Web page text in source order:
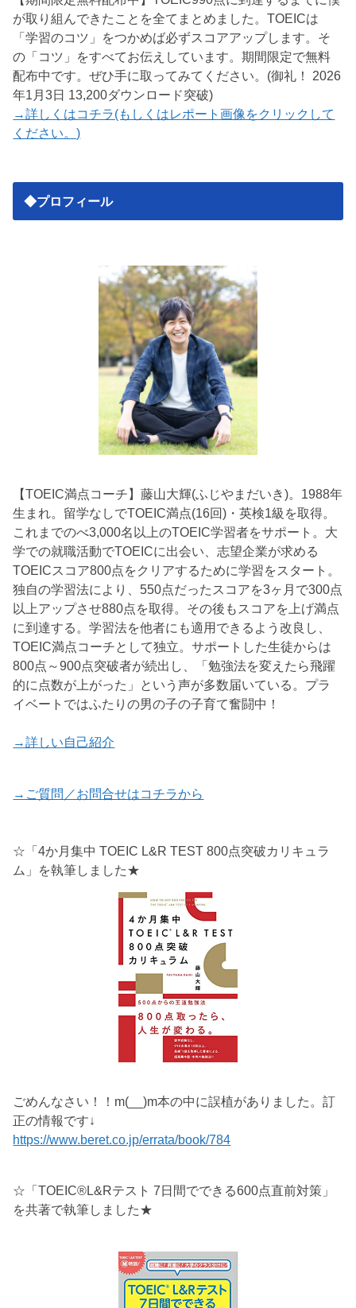
が取り組んできたことを全てまとめました。TOEICは
「学習のコツ」をつかめば必ずスコアアップします。そ
の「コツ」をすべてお伝えしています。期間限定で無料
配布中です。ぜひ手に取ってみてください。(御礼！ 2026
年1月3日 13,200ダウンロード突破)
→詳しくはコチラ(もしくはレポート画像をクリックして
ください。)
◆プロフィール
【TOEIC満点コーチ】藤山大輝(ふじやまだいき)。1988年
生まれ。留学なしでTOEIC満点(16回)・英検1級を取得。
これまでのべ3,000名以上のTOEIC学習者をサポート。大
学での就職活動でTOEICに出会い、志望企業が求める
TOEICスコア800点をクリアするために学習をスタート。
独自の学習法により、550点だったスコアを3ヶ月で300点
以上アップさせ880点を取得。その後もスコアを上げ満点
に到達する。学習法を他者にも適用できるよう改良し、
TOEIC満点コーチとして独立。サポートした生徒からは
800点～900点突破者が続出し、「勉強法を変えたら飛躍
的に点数が上がった」という声が多数届いている。プラ
イベートではふたりの男の子の子育て奮闘中！
→詳しい自己紹介
→ご質問／お問合せはコチラから
☆「4か月集中 TOEIC L&R TEST 800点突破カリキュラ
ム」を執筆しました★
ごめんなさい！！m(__)m本の中に誤植がありました。訂
正の情報です↓
https://www.beret.co.jp/errata/book/784
☆「TOEIC®L&Rテスト 7日間でできる600点直前対策」
を共著で執筆しました★